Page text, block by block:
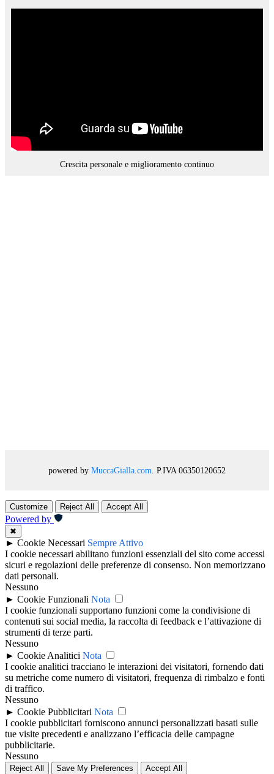
Crescita personale e miglioramento continuo
powered by MuccaGialla.com . P.IVA 06350120652
Customize Reject All Accept All
Powered by
✖
► Cookie Necessari Sempre Attivo
I cookie necessari abilitano funzioni essenziali del sito come accessi
sicuri e regolazioni delle preferenze di consenso. Non memorizzano
dati personali.
Nessuno
► Cookie Funzionali Nota
I cookie funzionali supportano funzioni come la condivisione di
contenuti sui social media, la raccolta di feedback e l’attivazione di
strumenti di terze parti.
Nessuno
► Cookie Analitici Nota
I cookie analitici tracciano le interazioni dei visitatori, fornendo dati
su metriche come numero di visitatori, frequenza di rimbalzo e fonti
di traffico.
Nessuno
► Cookie Pubblicitari Nota
I cookie pubblicitari forniscono annunci personalizzati basati sulle
tue visite precedenti e analizzano l’efficacia delle campagne
pubblicitarie.
Nessuno
Reject All Save My Preferences Accept All